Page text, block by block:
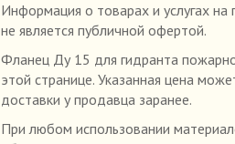
Информация о товарах и услугах на
не является публичной офертой.
Фланец Ду 15 для гидранта
этой странице. Указанная цена
доставки у продавца заранее.
При любом использовании